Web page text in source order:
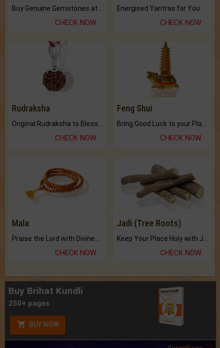
CHECK NOW
Energised Yantras for You.
CHECK NOW
Rudraksha
CHECK NOW
Feng Shui
CHECK NOW
Mala
Praise the Lord with Divine Energies of Mala.
CHECK NOW
Jadi (Tree Roots)
Keep Your Place Holy with Jadi.
CHECK NOW
Buy Brihat Kundli
250+ pages
BUY NOW